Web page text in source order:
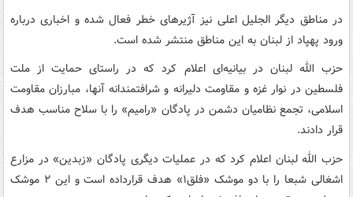
در مناطق دیگر الجلیل اعلی نیز آژیرهای خطر فعال شده و اخباری درباره
ورود پهپاد از لبنان به این مناطق منتشر شده است.
حزب الله لبنان در بیانیه‌ای اعلام کرد که در راستای حمایت از ملت
فلسطین در نوار غزه و مقاومت دلیرانه و شرافتمندانه آنها، مبارزان مقاومت
اسلامی، تجمع نظامیان دشمن در پادگان «رامیم» را با سلاح مناسب هدف
قرار دادند.
حزب الله لبنان اعلام کرد که در عملیات دیگری پادگان «زبدین» در مزارع
اشغالی شبعا را با دو موشک «فلق۱» هدف قرارداده است و این ۲ موشک